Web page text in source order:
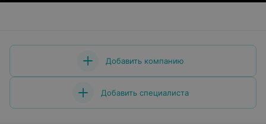
Добавить компанию
Добавить специалиста